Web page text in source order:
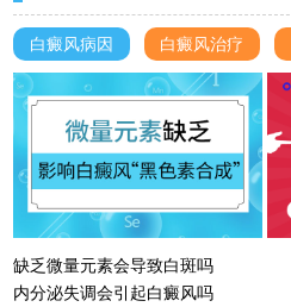
白癜风病因 白癜风治疗
缺乏微量元素会导致白斑吗
内分泌失调会引起白癜风吗